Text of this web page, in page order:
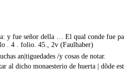
y fue señor della … El qual conde fue
. 4 . folio. 45., 2v (Faulhaber)
an|tiguedades /y cosas de notar.
dicho monaesterio de huerta | dõde